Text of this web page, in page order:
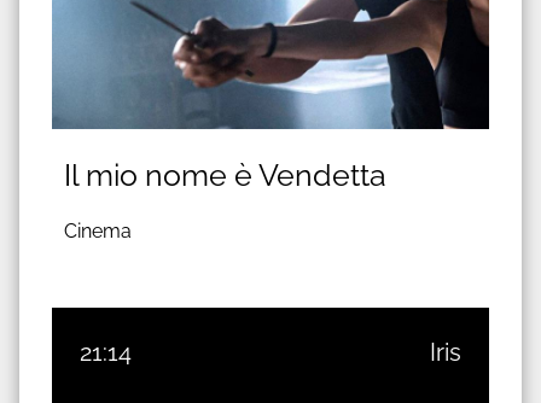
Il mio nome è Vendetta
Cinema
21:14 Iris